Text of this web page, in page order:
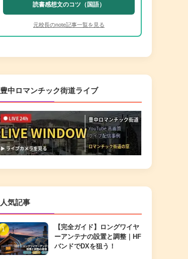
読書感想文のコツ（国語）
元校長のnote記事一覧を見る
豊中ロマンチック街道ライブ
人気記事
【完全ガイド】ロングワイヤ
ーアンテナの設置と調整｜HF
バンドでDXを狙う！